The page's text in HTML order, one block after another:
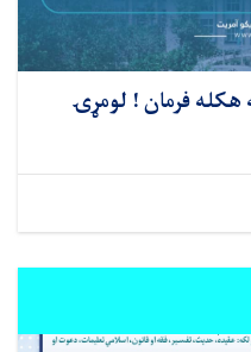
هکله فرمان ! لومړۍ